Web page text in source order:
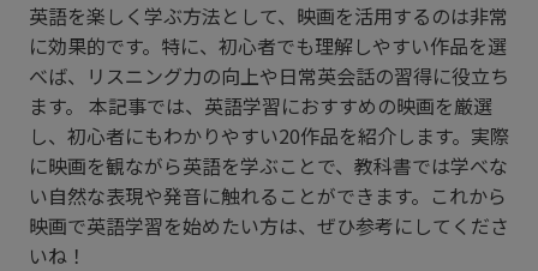
英語を楽しく学ぶ方法として、映画を活用するのは非常
に効果的です。特に、初心者でも理解しやすい作品を選
べば、リスニング力の向上や日常英会話の習得に役立ち
ます。 本記事では、英語学習におすすめの映画を厳選
し、初心者にもわかりやすい20作品を紹介します。実際
に映画を観ながら英語を学ぶことで、教科書では学べな
い自然な表現や発音に触れることができます。これから
映画で英語学習を始めたい方は、ぜひ参考にしてくださ
いね！